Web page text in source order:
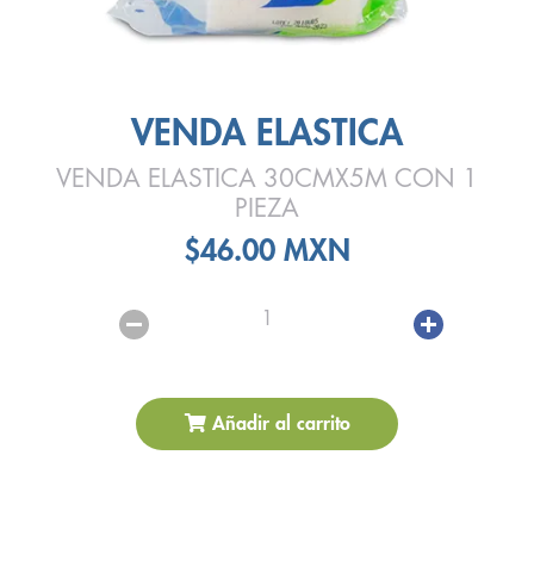
VENDA ELASTICA
VENDA ELASTICA 30CMX5M CON 1
PIEZA
$46.00 MXN
1
Añadir al carrito